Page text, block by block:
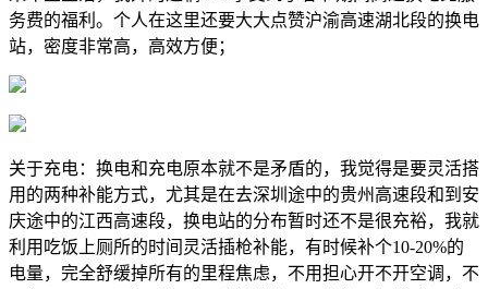
务费的福利。个人在这里还要大大点赞沪渝高速湖北段的换电
站，密度非常高，高效方便；
关于充电：换电和充电原本就不是矛盾的，我觉得是要灵活搭
用的两种补能方式，尤其是在去深圳途中的贵州高速段和到安
庆途中的江西高速段，换电站的分布暂时还不是很充裕，我就
利用吃饭上厕所的时间灵活插枪补能，有时候补个10-20%的
电量，完全舒缓掉所有的里程焦虑，不用担心开不开空调，不